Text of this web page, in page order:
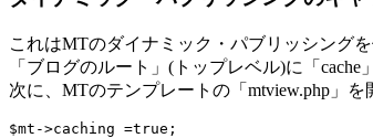
これはMTのダイナミック・パブリッシングを
「ブログのルート」(トップレベル)に「
次に、MTのテンプレートの「mtview.php」を
$mt->caching =true;